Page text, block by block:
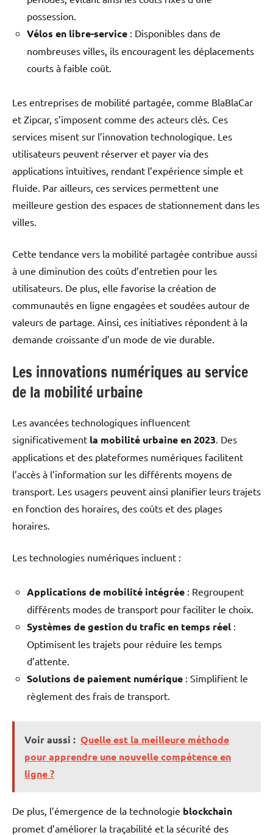
possession.
Vélos en libre-service : Disponibles dans de
nombreuses villes, ils encouragent les déplacements
courts à faible coût.
Les entreprises de mobilité partagée, comme BlaBlaCar
et Zipcar, s’imposent comme des acteurs clés. Ces
services misent sur l’innovation technologique. Les
utilisateurs peuvent réserver et payer via des
applications intuitives, rendant l’expérience simple et
fluide. Par ailleurs, ces services permettent une
meilleure gestion des espaces de stationnement dans les
villes.
Cette tendance vers la mobilité partagée contribue aussi
à une diminution des coûts d’entretien pour les
utilisateurs. De plus, elle favorise la création de
communautés en ligne engagées et soudées autour de
valeurs de partage. Ainsi, ces initiatives répondent à la
demande croissante d’un mode de vie durable.
Les innovations numériques au service
de la mobilité urbaine
Les avancées technologiques influencent
significativement la mobilité urbaine en 2023 . Des
applications et des plateformes numériques facilitent
l’accès à l’information sur les différents moyens de
transport. Les usagers peuvent ainsi planifier leurs trajets
en fonction des horaires, des coûts et des plages
horaires.
Les technologies numériques incluent :
Applications de mobilité intégrée : Regroupent
différents modes de transport pour faciliter le choix.
Systèmes de gestion du trafic en temps réel :
Optimisent les trajets pour réduire les temps
d’attente.
Solutions de paiement numérique : Simplifient le
règlement des frais de transport.
Voir aussi : Quelle est la meilleure méthode
pour apprendre une nouvelle compétence en
ligne ?
De plus, l’émergence de la technologie blockchain
promet d’améliorer la traçabilité et la sécurité des